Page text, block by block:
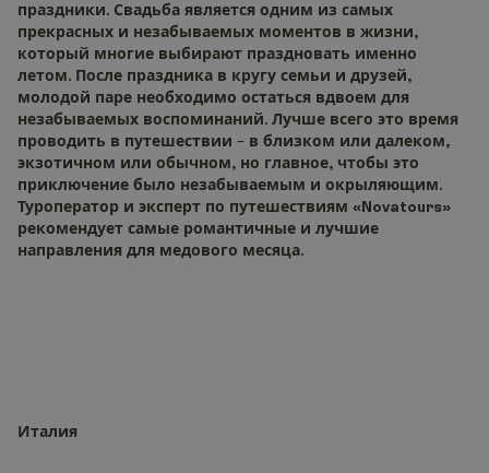
праздники. Свадьба является одним из самых
прекрасных и незабываемых моментов в жизни,
который многие выбирают праздновать именно
летом. После праздника в кругу семьи и друзей,
молодой паре необходимо остаться вдвоем для
незабываемых воспоминаний. Лучше всего это время
проводить в путешествии – в близком или далеком,
экзотичном или обычном, но главное, чтобы это
приключение было незабываемым и окрыляющим.
Туроператор и эксперт по путешествиям «Novatours»
рекомендует самые романтичные и лучшие
направления для медового месяца.
Италия